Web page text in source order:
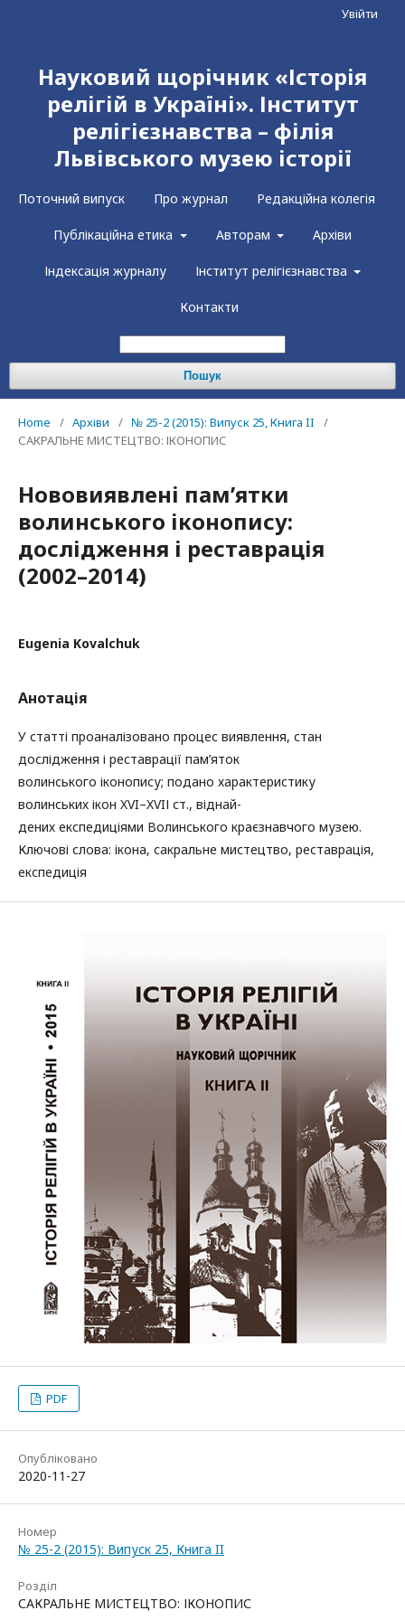
Науковий щорічник «Історія
релігій в Україні». Інститут
релігієзнавства – філія
Львівського музею історії
Поточний випуск Про журнал Редакційна колегія
Публікаційна етика Авторам Архіви
Індексація журналу Інститут релігієзнавства
Контакти
Пошук
Увійти
Home / Архіви / № 25-2 (2015): Випуск 25, Книга II
/
САКРАЛЬНЕ МИСТЕЦТВО: ІКОНОПИС
Нововиявлені пам’ятки
волинського іконопису:
дослідження і реставрація
(2002–2014)
Eugenia Kovalchuk
Анотація
У статті проаналізовано процес виявлення, стан
дослідження і реставрації пам’яток
волинського іконопису; подано характеристику
волинських ікон XVI–XVIІ ст., віднай-
дених експедиціями Волинського краєзнавчого музею.
Ключові слова: ікона, сакральне мистецтво, реставрація,
експедиція
PDF
Опубліковано
2020-11-27
Номер
№ 25-2 (2015): Випуск 25, Книга II
Розділ
САКРАЛЬНЕ МИСТЕЦТВО: ІКОНОПИС